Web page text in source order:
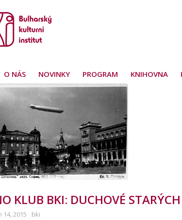
O NÁS NOVINKY PROGRAM KNIHOVNA
KLUB BKI: DUCHOVÉ
14, 2015 bki